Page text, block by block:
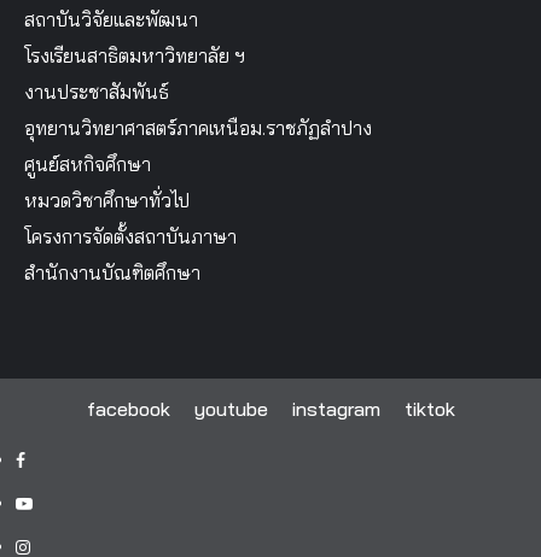
สถาบันวิจัยและพัฒนา
โรงเรียนสาธิตมหาวิทยาลัย ฯ
งานประชาสัมพันธ์
อุทยานวิทยาศาสตร์ภาคเหนือม.ราชภัฏลำปาง
ศูนย์สหกิจศึกษา
หมวดวิชาศึกษาทั่วไป
โครงการจัดตั้งสถาบันภาษา
สำนักงานบัณฑิตศึกษา
facebook youtube instagram tiktok
facebook
youtube
instagram